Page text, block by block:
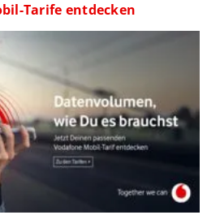
Tarife entdecken